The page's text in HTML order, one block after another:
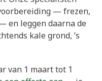
— frezen,
en leggen daarna de
kale grond, ’s
van 1 maart tot 1